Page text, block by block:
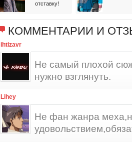
отставку!
КОММЕНТАРИИ И
ihtizavr
Не самый плохой
нужно взглянуть.
Lihey
Не фан жанра